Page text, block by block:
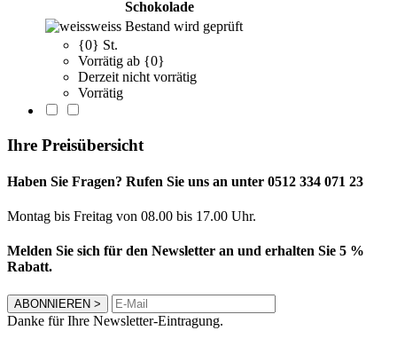
Schokolade
weiss Bestand wird geprüft
{0} St.
Vorrätig ab {0}
Derzeit nicht vorrätig
Vorrätig
Ihre Preisübersicht
Haben Sie Fragen? Rufen Sie uns an unter 0512 334 071 23
Montag bis Freitag von 08.00 bis 17.00 Uhr.
Melden Sie sich für den Newsletter an und erhalten Sie 5 %
Rabatt.
ABONNIEREN >
Danke für Ihre Newsletter-Eintragung.